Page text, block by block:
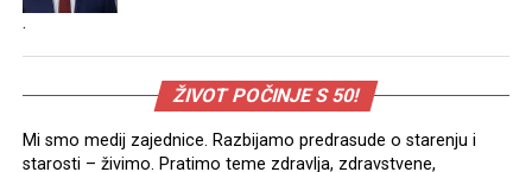
.
ŽIVOT POČINJE S 50!
Mi smo medij zajednice. Razbijamo predrasude o starenju i
starosti – živimo. Pratimo teme zdravlja, zdravstvene,